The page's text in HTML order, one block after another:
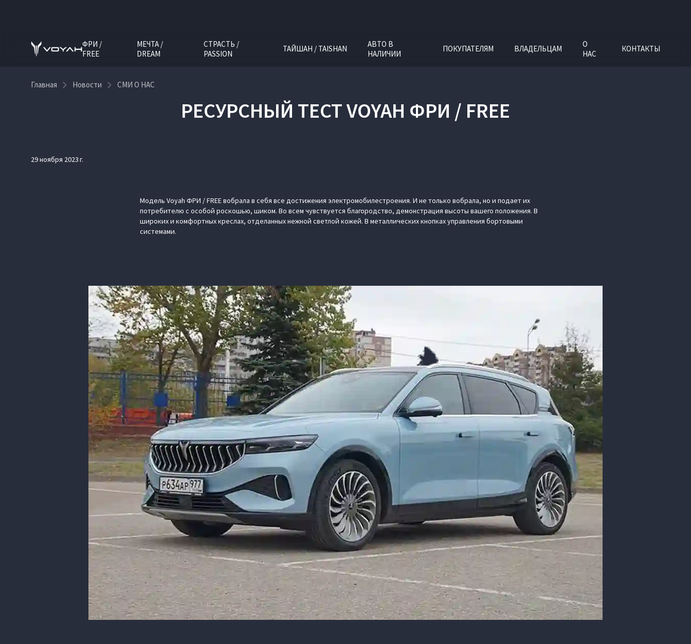
ФРИ /
FREE
МЕЧТА /
DREAM
СТРАСТЬ /
PASSION
ТАЙШАН / TAISHAN
АВТО В
НАЛИЧИИ
ПОКУПАТЕЛЯМ ВЛАДЕЛЬЦАМ
О
НАС
КОНТАКТЫ
Главная Новости СМИ О НАС
РЕСУРСНЫЙ ТЕСТ VOYAH ФРИ / FREE
29 ноября 2023 г.
Модель Voyah ФРИ / FREE вобрала в себя все достижения электромобилестроения. И не только вобрала, но и подает их
потребителю с особой роскошью, шиком. Во всем чувствуется благородство, демонстрация высоты вашего положения. В
широких и комфортных креслах, отделанных нежной светлой кожей. В металлических кнопках управления бортовыми
системами.